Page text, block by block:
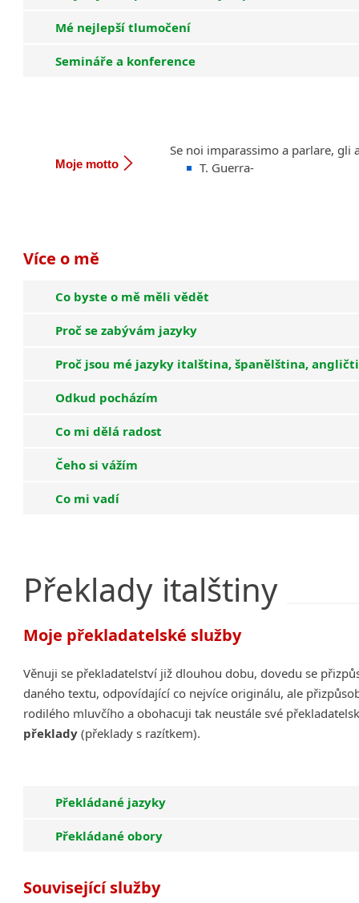
Mé nejlepší tlumočení
Semináře a konference
Moje motto
Se noi imparassimo a parlare,
T. Guerra-
Více o mě
Co byste o mě měli vědět
Proč se zabývám jazyky
Proč jsou mé jazyky italština, španělština,
Odkud pocházím
Co mi dělá radost
Čeho si vážím
Co mi vadí
Překlady italštiny
Moje překladatelské služby
Věnuji se překladatelství již dlouhou dobu, dovedu se
daného textu, odpovídající co nejvíce originálu, ale
rodilého mluvčího a obohacuji tak neustále své
překlady (překlady s razítkem).
Překládané jazyky
Překládané obory
Související služby